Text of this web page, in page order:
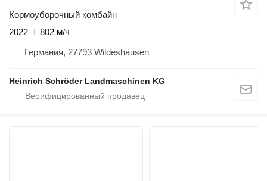
Кормоуборочный комбайн
2022
802 м/ч
Германия, 27793 Wildeshausen
Heinrich Schröder Landmaschinen KG